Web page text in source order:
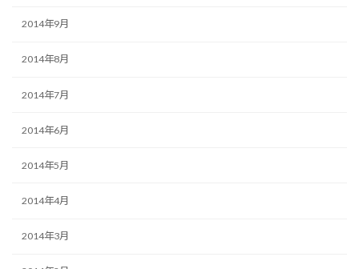
2014年9月
2014年8月
2014年7月
2014年6月
2014年5月
2014年4月
2014年3月